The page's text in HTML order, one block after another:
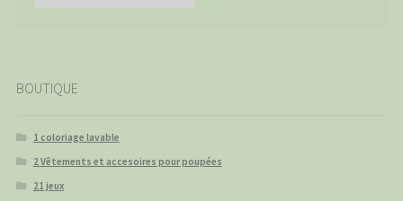
BOUTIQUE
1 coloriage lavable
2 Vêtements et accesoires pour poupées
21 jeux